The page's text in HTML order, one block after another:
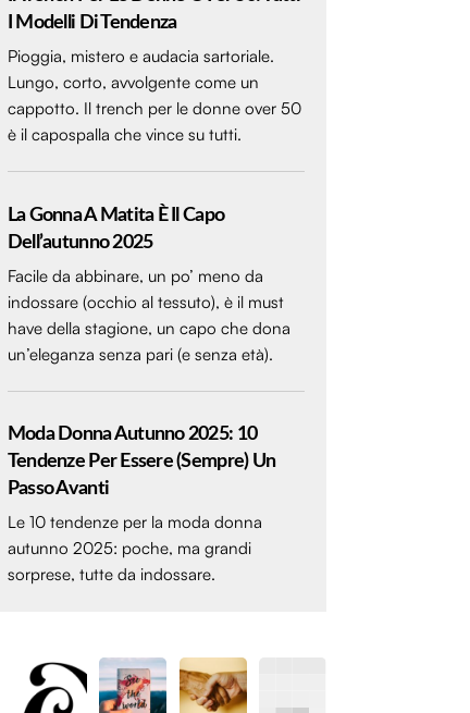
I Modelli Di Tendenza
Pioggia, mistero e audacia sartoriale.
Lungo, corto, avvolgente come un
cappotto. Il trench per le donne over 50
è il capospalla che vince su tutti.
La Gonna A Matita È Il Capo
Dell’autunno 2025
Facile da abbinare, un po’ meno da
indossare (occhio al tessuto), è il must
have della stagione, un capo che dona
un’eleganza senza pari (e senza età).
Moda Donna Autunno 2025: 10
Tendenze Per Essere (sempre) Un
Passo Avanti
Le 10 tendenze per la moda donna
autunno 2025: poche, ma grandi
sorprese, tutte da indossare.